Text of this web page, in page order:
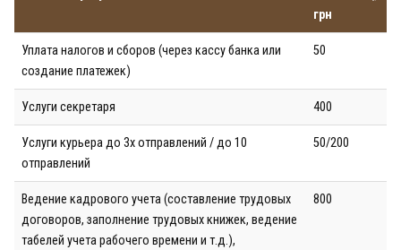
грн
Уплата налогов и сборов (через кассу банка или
создание платежек)
50
Услуги секретаря 400
Услуги курьера до 3х отправлений / до 10
отправлений
50/200
Ведение кадрового учета (составление трудовых
договоров, заполнение трудовых книжек, ведение
табелей учета рабочего времени и т.д.),
800